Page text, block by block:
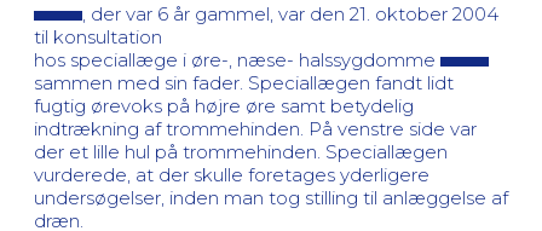
, der var 6 år gammel, var den 21. oktober 2004
til konsultation
hos speciallæge i øre-, næse- halssygdomme
sammen med sin fader. Speciallægen fandt lidt
fugtig ørevoks på højre øre samt betydelig
indtrækning af trommehinden. På venstre side var
der et lille hul på trommehinden. Speciallægen
vurderede, at der skulle foretages yderligere
undersøgelser, inden man tog stilling til anlæggelse af
dræn.